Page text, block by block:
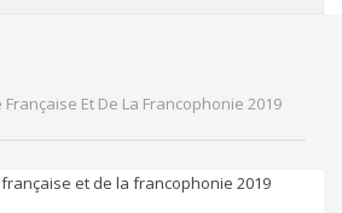
Et De La Francophonie 2019